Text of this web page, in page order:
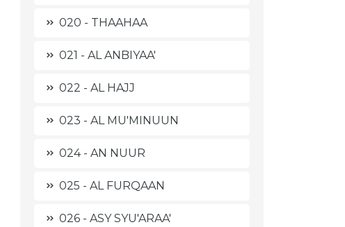
020 - THAAHAA
021 - AL ANBIYAA'
022 - AL HAJJ
023 - AL MU'MINUUN
024 - AN NUUR
025 - AL FURQAAN
026 - ASY SYU'ARAA'